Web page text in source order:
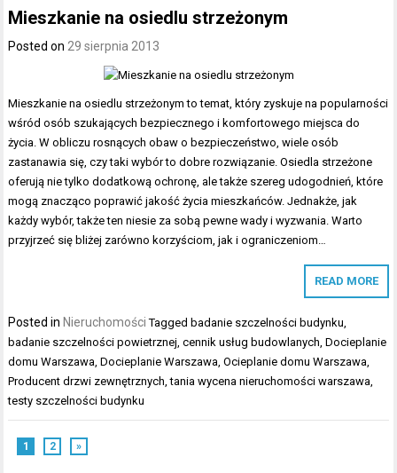
Mieszkanie na osiedlu strzeżonym
Posted on 29 sierpnia 2013
Mieszkanie na osiedlu strzeżonym to temat, który zyskuje na popularności
wśród osób szukających bezpiecznego i komfortowego miejsca do
życia. W obliczu rosnących obaw o bezpieczeństwo, wiele osób
zastanawia się, czy taki wybór to dobre rozwiązanie. Osiedla strzeżone
oferują nie tylko dodatkową ochronę, ale także szereg udogodnień, które
mogą znacząco poprawić jakość życia mieszkańców. Jednakże, jak
każdy wybór, także ten niesie za sobą pewne wady i wyzwania. Warto
przyjrzeć się bliżej zarówno korzyściom, jak i ograniczeniom…
READ MORE
Posted inNieruchomości Taggedbadanie szczelności budynku
badanie szczelności powietrznej ,cennik usług budowlanych ,Docieplanie
domu Warszawa ,Docieplanie Warszawa ,Ocieplanie domu Warszawa
Producent drzwi zewnętrznych ,tania wycena nieruchomości warszawa
testy szczelności budynku
1 2 »